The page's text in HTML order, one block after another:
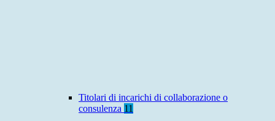
Titolari di incarichi di collaborazione o
consulenza 11